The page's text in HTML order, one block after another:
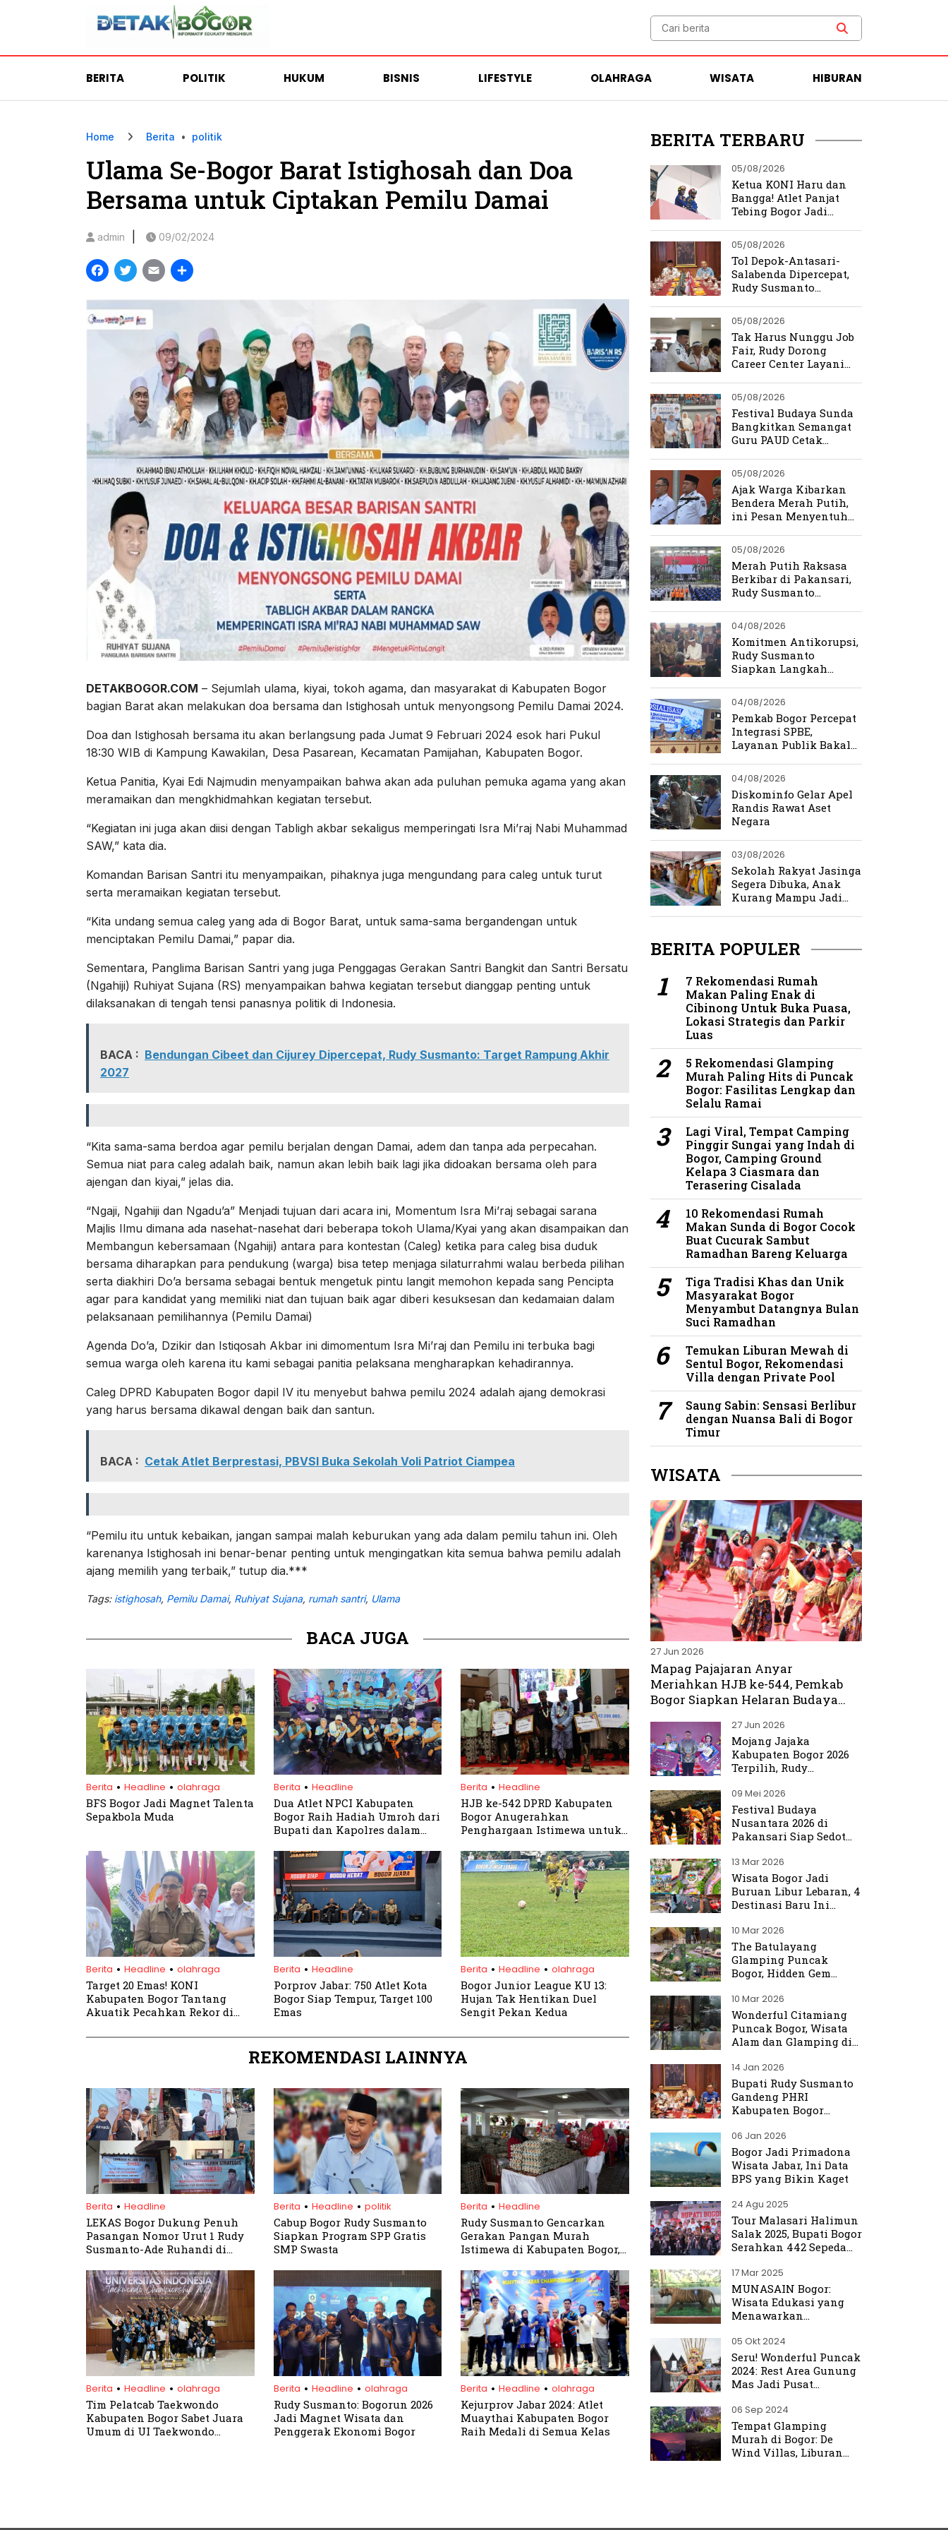
BERITA POLITIK HUKUM BISNIS LIFESTYLE OLAHRAGA WISATA HIBURAN
Home Berita • politik
Ulama Se-Bogor Barat Istighosah dan Doa
Bersama untuk Ciptakan Pemilu Damai
admin 09/02/2024
Facebook
Twitter
Email
DETAKBOGOR.COM – Sejumlah ulama, kiyai, tokoh agama, dan masyarakat di Kabupaten Bogor
bagian Barat akan melakukan doa bersama dan Istighosah untuk menyongsong Pemilu Damai 2024.
Doa dan Istighosah bersama itu akan berlangsung pada Jumat 9 Februari 2024 esok hari Pukul
18:30 WIB di Kampung Kawakilan, Desa Pasarean, Kecamatan Pamijahan, Kabupaten Bogor.
Ketua Panitia, Kyai Edi Najmudin menyampaikan bahwa akan ada puluhan pemuka agama yang akan
meramaikan dan mengkhidmahkan kegiatan tersebut.
“Kegiatan ini juga akan diisi dengan Tabligh akbar sekaligus memperingati Isra Mi’raj Nabi Muhammad
SAW,” kata dia.
Komandan Barisan Santri itu menyampaikan, pihaknya juga mengundang para caleg untuk turut
serta meramaikan kegiatan tersebut.
“Kita undang semua caleg yang ada di Bogor Barat, untuk sama-sama bergandengan untuk
menciptakan Pemilu Damai,” papar dia.
Sementara, Panglima Barisan Santri yang juga Penggagas Gerakan Santri Bangkit dan Santri Bersatu
(Ngahiji) Ruhiyat Sujana (RS) menyampaikan bahwa kegiatan tersebut dianggap penting untuk
dilaksanakan di tengah tensi panasnya politik di Indonesia.
BACA : Bendungan Cibeet dan Cijurey Dipercepat, Rudy Susmanto: Target Rampung Akhir
2027
“Kita sama-sama berdoa agar pemilu berjalan dengan Damai, adem dan tanpa ada perpecahan.
Semua niat para caleg adalah baik, namun akan lebih baik lagi jika didoakan bersama oleh para
ajengan dan kiyai,” jelas dia.
“Ngaji, Ngahiji dan Ngadu’a” Menjadi tujuan dari acara ini, Momentum Isra Mi’raj sebagai sarana
Majlis Ilmu dimana ada nasehat-nasehat dari beberapa tokoh Ulama/Kyai yang akan disampaikan dan
Membangun kebersamaan (Ngahiji) antara para kontestan (Caleg) ketika para caleg bisa duduk
bersama diharapkan para pendukung (warga) bisa tetep menjaga silaturrahmi walau berbeda pilihan
serta diakhiri Do’a bersama sebagai bentuk mengetuk pintu langit memohon kepada sang Pencipta
agar para kandidat yang memiliki niat dan tujuan baik agar diberi kesuksesan dan kedamaian dalam
pelaksanaan pemilihannya (Pemilu Damai)
Agenda Do’a, Dzikir dan Istiqosah Akbar ini dimomentum Isra Mi’raj dan Pemilu ini terbuka bagi
semua warga oleh karena itu kami sebagai panitia pelaksana mengharapkan kehadirannya.
Caleg DPRD Kabupaten Bogor dapil IV itu menyebut bahwa pemilu 2024 adalah ajang demokrasi
yang harus bersama dikawal dengan baik dan santun.
BACA : Cetak Atlet Berprestasi, PBVSI Buka Sekolah Voli Patriot Ciampea
“Pemilu itu untuk kebaikan, jangan sampai malah keburukan yang ada dalam pemilu tahun ini. Oleh
karenanya Istighosah ini benar-benar penting untuk mengingatkan kita semua bahwa pemilu adalah
ajang memilih yang terbaik,” tutup dia.***
Tags: istighosah, Pemilu Damai, Ruhiyat Sujana, rumah santri, Ulama
BACA JUGA
Berita . Headline . olahraga
BFS Bogor Jadi Magnet Talenta
Sepakbola Muda
Berita . Headline
Dua Atlet NPCI Kabupaten
Bogor Raih Hadiah Umroh dari
Bupati dan Kapolres dalam
Berita . Headline
HJB ke-542 DPRD Kabupaten
Bogor Anugerahkan
Penghargaan Istimewa untuk
Berita . Headline . olahraga
Target 20 Emas! KONI
Kabupaten Bogor Tantang
Akuatik Pecahkan Rekor di
Berita . Headline
Porprov Jabar: 750 Atlet Kota
Bogor Siap Tempur, Target 100
Emas
Berita . Headline . olahraga
Bogor Junior League KU 13:
Hujan Tak Hentikan Duel
Sengit Pekan Kedua
REKOMENDASI LAINNYA
Berita . Headline
LEKAS Bogor Dukung Penuh
Pasangan Nomor Urut 1 Rudy
Susmanto-Ade Ruhandi di
Berita . Headline . politik
Cabup Bogor Rudy Susmanto
Siapkan Program SPP Gratis
SMP Swasta
Berita . Headline
Rudy Susmanto Gencarkan
Gerakan Pangan Murah
Istimewa di Kabupaten Bogor,
Berita . Headline . olahraga
Tim Pelatcab Taekwondo
Kabupaten Bogor Sabet Juara
Umum di UI Taekwondo
Berita . Headline . olahraga
Rudy Susmanto: Bogorun 2026
Jadi Magnet Wisata dan
Penggerak Ekonomi Bogor
Berita . Headline . olahraga
Kejurprov Jabar 2024: Atlet
Muaythai Kabupaten Bogor
Raih Medali di Semua Kelas
BERITA TERBARU
05/08/2026
Ketua KONI Haru dan
Bangga! Atlet Panjat
Tebing Bogor Jadi
Merah Putih Raksasa
05/08/2026
Tol Depok-Antasari-
Salabenda Dipercepat,
Rudy Susmanto
Magnet Investasi
05/08/2026
Tak Harus Nunggu Job
Fair, Rudy Dorong
Career Center Layani
Hari
05/08/2026
Festival Budaya Sunda
Bangkitkan Semangat
Guru PAUD Cetak
05/08/2026
Ajak Warga Kibarkan
Bendera Merah Putih,
ini Pesan Menyentuh
05/08/2026
Merah Putih Raksasa
Berkibar di Pakansari,
Rudy Susmanto
Perjuangan
Kemerdekaan
04/08/2026
Komitmen Antikorupsi,
Rudy Susmanto
Siapkan Langkah
Pemerintahan
04/08/2026
Pemkab Bogor Percepat
Integrasi SPBE,
Layanan Publik Bakal
Terpadu
04/08/2026
Diskominfo Gelar Apel
Randis Rawat Aset
Negara
03/08/2026
Sekolah Rakyat Jasinga
Segera Dibuka, Anak
Kurang Mampu Jadi
BERITA POPULER
7 Rekomendasi Rumah
Makan Paling Enak di
Cibinong Untuk Buka Puasa,
Lokasi Strategis dan Parkir
Luas
5 Rekomendasi Glamping
Murah Paling Hits di Puncak
Bogor: Fasilitas Lengkap dan
Selalu Ramai
Lagi Viral, Tempat Camping
Pinggir Sungai yang Indah di
Bogor, Camping Ground
Kelapa 3 Ciasmara dan
Terasering Cisalada
10 Rekomendasi Rumah
Makan Sunda di Bogor Cocok
Buat Cucurak Sambut
Ramadhan Bareng Keluarga
Tiga Tradisi Khas dan Unik
Masyarakat Bogor
Menyambut Datangnya Bulan
Suci Ramadhan
Temukan Liburan Mewah di
Sentul Bogor, Rekomendasi
Villa dengan Private Pool
Saung Sabin: Sensasi Berlibur
dengan Nuansa Bali di Bogor
Timur
WISATA
27 Jun 2026
Mapag Pajajaran Anyar
Meriahkan HJB ke-544, Pemkab
Bogor Siapkan Helaran Budaya
27 Jun 2026
Mojang Jajaka
Kabupaten Bogor 2026
Terpilih, Rudy
Promosikan Bogor ke
Dunia
09 Mei 2026
Festival Budaya
Nusantara 2026 di
Pakansari Siap Sedot
13 Mar 2026
Wisata Bogor Jadi
Buruan Libur Lebaran, 4
Destinasi Baru Ini
10 Mar 2026
The Batulayang
Glamping Puncak
Bogor, Hidden Gem
yang Menenangkan
10 Mar 2026
Wonderful Citamiang
Puncak Bogor, Wisata
Alam dan Glamping di
14 Jan 2026
Bupati Rudy Susmanto
Gandeng PHRI
Kabupaten Bogor
Sektor Pariwisata
06 Jan 2026
Bogor Jadi Primadona
Wisata Jabar, Ini Data
BPS yang Bikin Kaget
24 Agu 2025
Tour Malasari Halimun
Salak 2025, Bupati Bogor
Serahkan 442 Sepeda
17 Mar 2025
MUNASAIN Bogor:
Wisata Edukasi yang
Menawarkan
dari Kebun Raya Bogor
05 Okt 2024
Seru! Wonderful Puncak
2024: Rest Area Gunung
Mas Jadi Pusat
06 Sep 2024
Tempat Glamping
Murah di Bogor: De
Wind Villas, Liburan